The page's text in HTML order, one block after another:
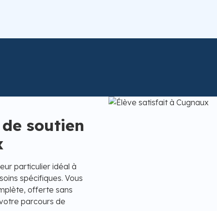
soutien
particulier idéal à
spécifiques. Vous
offerte sans
parcours de